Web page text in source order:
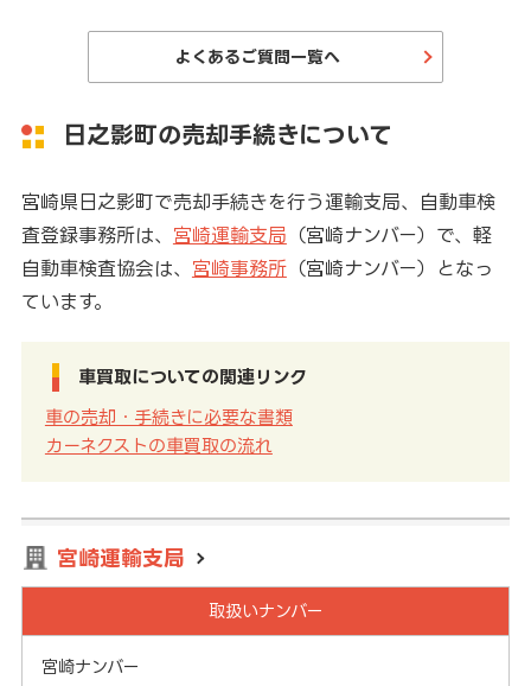
よくあるご質問一覧へ
日之影町の売却手続きについて
宮崎県日之影町で売却手続きを行う運輸支局、自動車検
査登録事務所は、 宮崎運輸支局 （宮崎ナンバー）で、軽
自動車検査協会は、 宮崎事務所（宮崎ナンバー）となっ
ています。
車買取についての関連リンク
車の売却・手続きに必要な書類
カーネクストの車買取の流れ
宮崎運輸支局
取扱いナンバー
宮崎ナンバー